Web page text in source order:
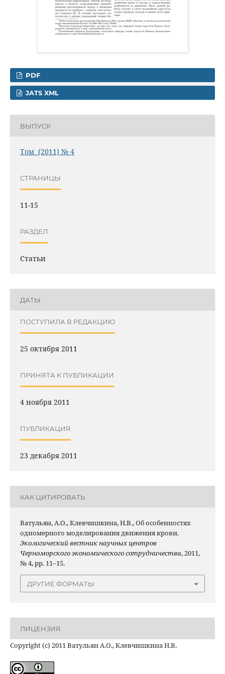
PDF
JATS XML
ВЫПУСК
Том (2011) № 4
СТРАНИЦЫ
11-15
РАЗДЕЛ
Статьи
ДАТЫ
ПОСТУПИЛА В РЕДАКЦИЮ
25 октября 2011
ПРИНЯТА К ПУБЛИКАЦИИ
4 ноября 2011
ПУБЛИКАЦИЯ
23 декабря 2011
КАК ЦИТИРОВАТЬ
Ватульян, А.О., Клевчишкина, Н.В., Об особенностях
одномерного моделирования движения крови.
Экологический вестник научных центров
Черноморского экономического сотрудничества, 2011,
№ 4, pp. 11–15.
ДРУГИЕ ФОРМАТЫ
ЛИЦЕНЗИЯ
Copyright (c) 2011 Ватульян А.О., Клевчишкина Н.В.